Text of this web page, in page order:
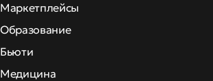
Маркетплейсы
Образование
Бьюти
Медицина